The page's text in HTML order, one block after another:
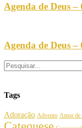
Agenda de Deus –
Agenda de Deus –
Tags
Adoração Advento Amor de